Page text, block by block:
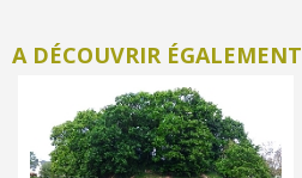
A DÉCOUVRIR ÉGALEMENT